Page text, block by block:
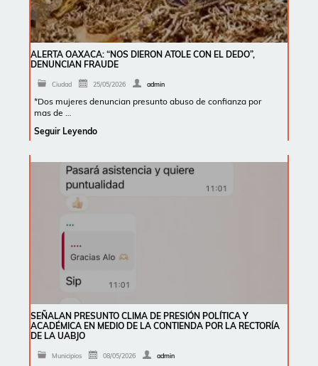
ALERTA OAXACA: “NOS DIERON ATOLE CON EL DEDO”,
DENUNCIAN FRAUDE
Ciudad 25/05/2026 admin
*Dos mujeres denuncian presunto abuso de confianza por
mas de …
Seguir Leyendo
SEÑALAN PRESUNTO CLIMA DE PRESIÓN POLÍTICA Y
ACADÉMICA EN MEDIO DE LA CONTIENDA POR LA RECTORÍA
DE LA UABJO
Municipios 08/05/2026 admin